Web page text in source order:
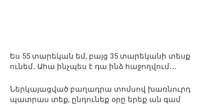
Ես 55 տարեկան եմ, բայց 35 տարեկանի տեսք
ունեմ․ Ահա ինչպես է դա ինձ հաջողվում․․․
Ներկայացված բաղադրա տոմսով խառնուրդ
պատրաս տեք, ընդունեք օրը երեք ան գամ